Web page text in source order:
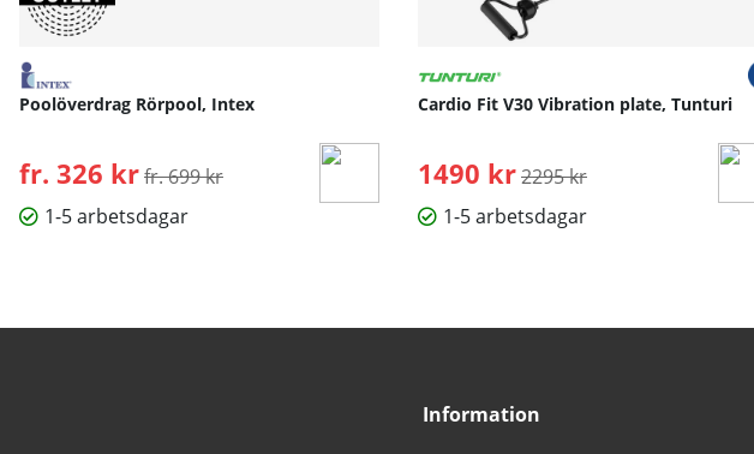
Poolöverdrag Rörpool, Intex
fr. 326 krOrdinarie pris:
fr. 699 kr
1-5 arbetsdagar
Cardio Fit V30 Vibration plate, Tunturi
1490 kr Ordinarie pris:
2295 kr
1-5 arbetsdagar
Information